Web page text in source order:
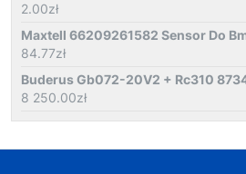
2.00zł
Maxtell 66209261582 Sensor Do
84.77zł
Buderus Gb072-20V2 + Rc310
8 250.00zł